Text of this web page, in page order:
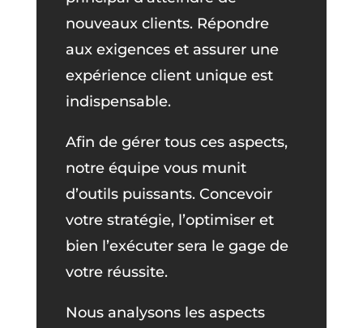
nouveaux clients. Répondre
aux exigences et assurer une
expérience client unique est
indispensable.
Afin de gérer tous ces aspects,
notre équipe vous munit
d’outils puissants. Concevoir
votre stratégie, l’optimiser et
bien l’exécuter sera le gage de
votre réussite.
Nous analysons les aspects